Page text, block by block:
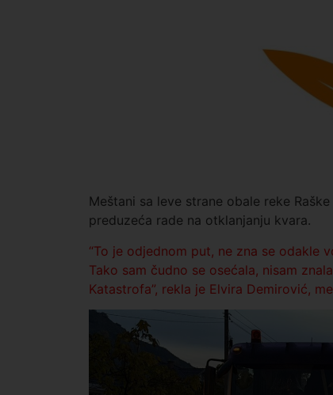
Meštani sa leve strane obale reke Raške
preduzeća rade na otklanjanju kvara.
“To je odjednom put, ne zna se odakle
Tako sam čudno se osećala, nisam
Katastrofa”, rekla je Elvira Demirović,